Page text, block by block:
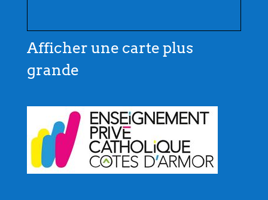
Afficher une carte plus
grande